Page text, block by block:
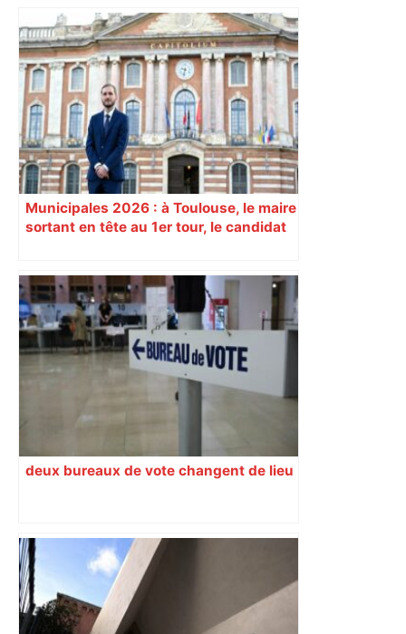
Aéroport de Toulouse-Blagnac :
combien de passagers transportés
entre janvier et mars 2026 ? – L'Opinion
Indépendante
Municipales 2026 : à Toulouse, le maire
sortant en tête au 1er tour, le candidat
deux bureaux de vote changent de lieu